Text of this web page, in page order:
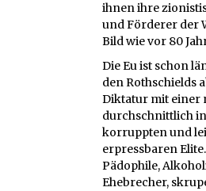
ihnen ihre
und Förderer der
Bild wie vor 80
Die Eu ist schon
den Rothschields
Diktatur mit einer
durchschnittlich
korruppten und
erpressbaren
Pädophile,
Ehebrecher,